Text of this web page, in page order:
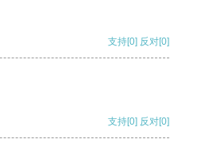
支持[0] 反对[0]
支持[0] 反对[0]